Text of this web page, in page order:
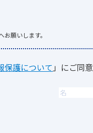
お願いします。
保護について 」にご同